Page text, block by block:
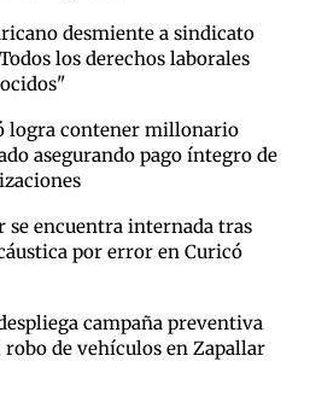
desmiente a sindicato
los derechos laborales
logra contener millonario
asegurando pago íntegro de
se encuentra internada tras
por error en Curicó
campaña preventiva
de vehículos en Zapallar